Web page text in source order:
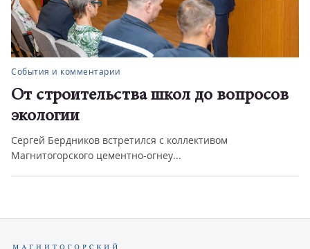
События и комментарии
От строительства школ до вопросов
экологии
Сергей Бердников встретился с коллективом
Магнитогорского цементно-огнеу...